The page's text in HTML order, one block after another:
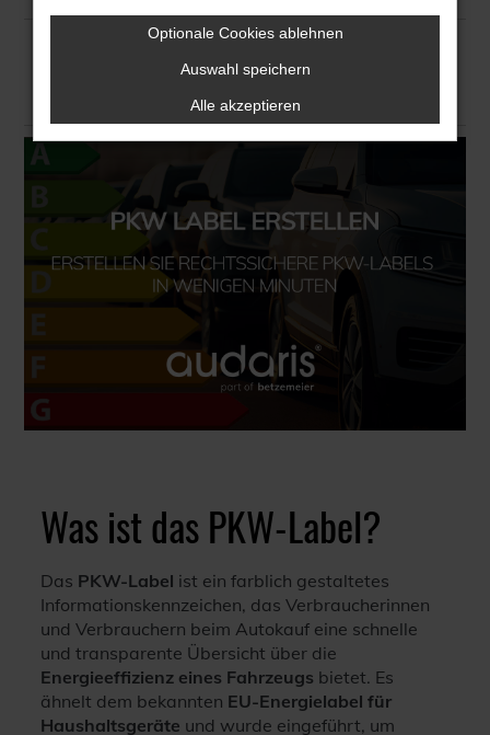
Was ist das PKW-Label?
Das PKW-Label ist ein farblich gestaltetes
Informationskennzeichen, das Verbraucherinnen
und Verbrauchern beim Autokauf eine schnelle
und transparente Übersicht über die
Energieeffizienz eines Fahrzeugs bietet. Es
ähnelt dem bekannten EU-Energielabel für
Haushaltsgeräte und wurde eingeführt, um
Optionale Cookies ablehnen
Auswahl speichern
Alle akzeptieren